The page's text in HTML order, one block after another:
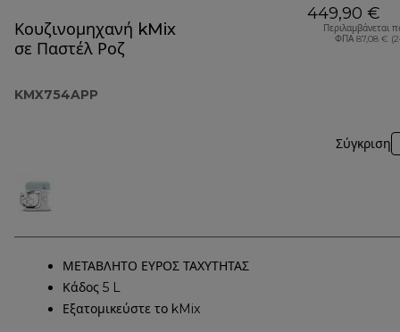
Κουζινομηχανή kMix
σε Παστέλ Ροζ
KMX754APP
449,90 €
Περιλαμβάνεται
ΦΠΑ 87,08 €
Σύγκριση
ΜΕΤΑΒΛΗΤΟ ΕΥΡΟΣ ΤΑΧΥΤΗΤΑΣ
Κάδος 5 L
Εξατομικεύστε το kMix